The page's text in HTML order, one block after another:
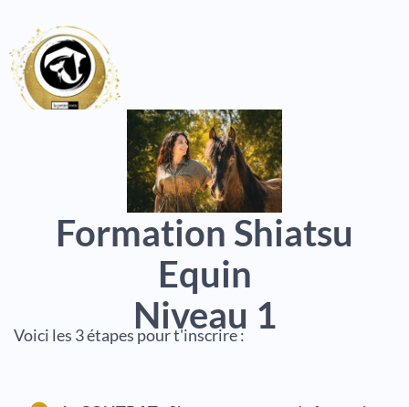
Formation Shiatsu
Equin
Niveau 1
Voici les 3 étapes pour t'inscrire :